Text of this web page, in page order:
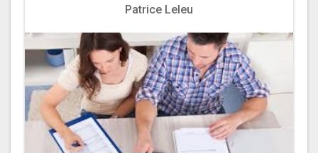
Patrice Leleu